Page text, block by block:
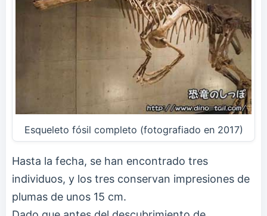
Esqueleto fósil completo (fotografiado en 2017)
Hasta la fecha, se han encontrado tres
individuos, y los tres conservan impresiones de
plumas de unos 15 cm.